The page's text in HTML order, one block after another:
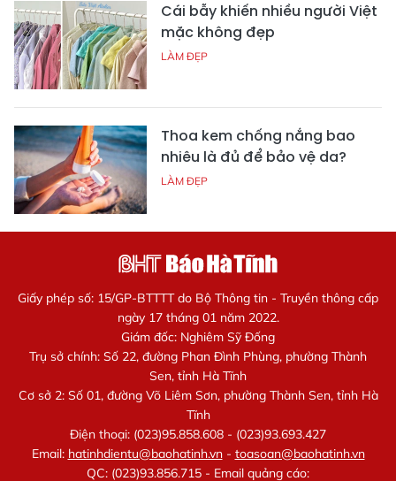
Cái bẫy khiến nhiều người Việt
mặc không đẹp
LÀM ĐẸP
Thoa kem chống nắng bao
nhiêu là đủ để bảo vệ da?
LÀM ĐẸP
Giấy phép số: 15/GP-BTTTT do Bộ Thông tin - Truyền thông cấp
ngày 17 tháng 01 năm 2022.
Giám đốc: Nghiêm Sỹ Đống
Trụ sở chính: Số 22, đường Phan Đình Phùng, phường Thành
Sen, tỉnh Hà Tĩnh
Cơ sở 2: Số 01, đường Võ Liêm Sơn, phường Thành Sen, tỉnh Hà
Tĩnh
Điện thoại: (023)95.858.608 - (023)93.693.427
Email: hatinhdientu@baohatinh.vn- toasoan@baohatinh.vn
QC: (023)93.856.715 - Email quảng cáo: